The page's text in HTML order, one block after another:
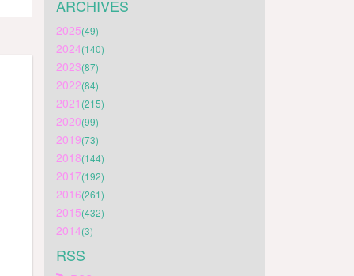
ARCHIVES
2025(49)
2024(140)
2023(87)
2022(84)
2021 (215)
2020(99)
2019(73)
2018(144)
2017(192)
2016(261)
2015(432)
2014(3)
RSS